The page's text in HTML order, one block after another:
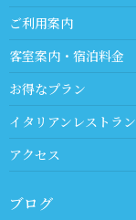
ご利用案内
客室案内・宿泊料金
お得なプラン
イタリアンレストラン
アクセス
ブログ